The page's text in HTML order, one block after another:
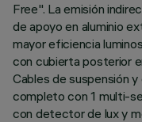
Free". La emisión
de apoyo en aluminio
mayor eficiencia
con cubierta posterior
Cables de suspensión
completo con 1 multi-
con detector de lux y